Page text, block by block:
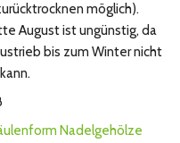
möglich).
August ist ungünstig, da
bis zum Winter nicht
Nadelgehölze